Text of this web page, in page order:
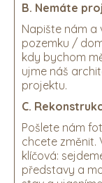
B. Nemáte
Napište nám a
pozemku /
kdy bychom
ujme náš
projektu.
C.
Pošlete nám
chcete změnit.
klíčová:
představy a